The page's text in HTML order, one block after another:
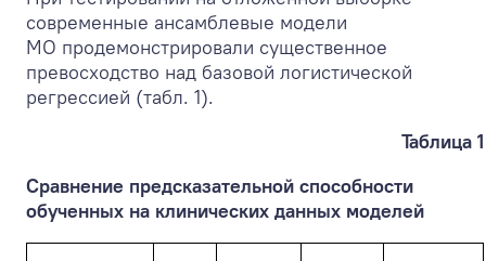
современные ансамблевые модели
МО продемонстрировали существенное
превосходство над базовой логистической
регрессией (табл. 1).
Таблица 1
Сравнение предсказательной способности
обученных на клинических данных моделей